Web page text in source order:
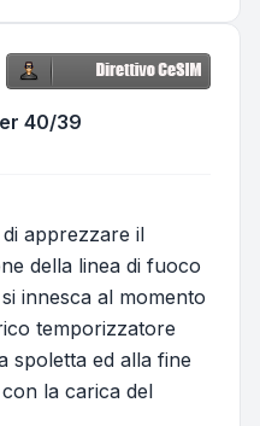
40/39
apprezzare il
della linea di fuoco
innesca al momento
temporizzatore
spoletta ed alla fine
la carica del